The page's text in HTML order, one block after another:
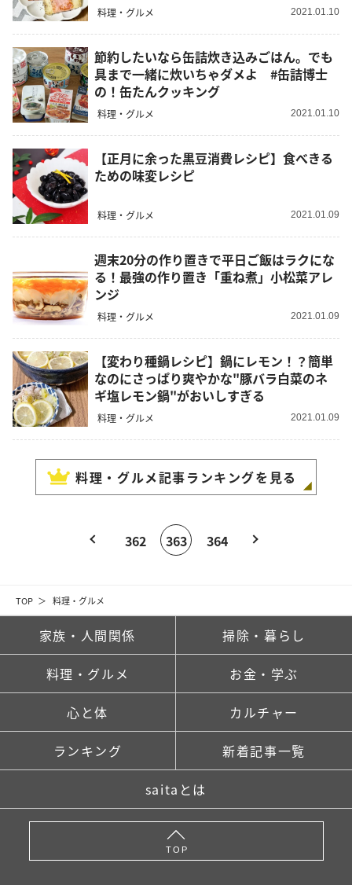
TOP 料理・グルメ
料理・グルメ 2021.01.10
節約したいなら缶詰炊き込みごはん。でも
具まで一緒に炊いちゃダメよ #缶詰博士
の！缶たんクッキング
料理・グルメ 2021.01.10
【正月に余った黒豆消費レシピ】食べきる
ための味変レシピ
料理・グルメ 2021.01.09
週末20分の作り置きで平日ご飯はラクにな
る！最強の作り置き「重ね煮」小松菜アレ
ンジ
料理・グルメ 2021.01.09
【変わり種鍋レシピ】鍋にレモン！？簡単
なのにさっぱり爽やかな"豚バラ白菜のネ
ギ塩レモン鍋"がおいしすぎる
料理・グルメ 2021.01.09
料理・グルメ記事ランキングを見る
362 363 364
家族・人間関係 掃除・暮らし
料理・グルメ お金・学ぶ
心と体 カルチャー
ランキング 新着記事一覧
saitaとは
TOP